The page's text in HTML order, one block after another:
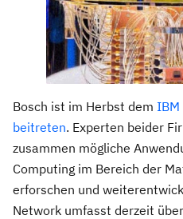
Bosch ist im Herbst dem
beitreten. Experten beider
zusammen mögliche
Computing im Bereich der
erforschen und
Network umfasst derzeit